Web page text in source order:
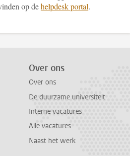
op dehelpdesk portal.
Over ons
Over ons
De duurzame universiteit
Interne vacatures
Alle vacatures
Naast het werk